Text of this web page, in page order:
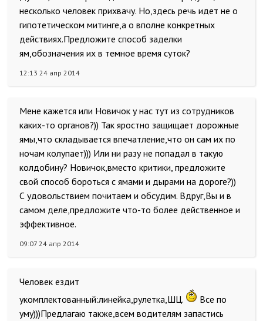
несколько человек прихвачу. Но,здесь речь идет не о
гипотетическом митинге,а о вполне конкретных
действиях.Предложите способ заделки
ям,обозначения их в темное время суток?
12:13 24 апр 2014
Мене кажется или Новичок у нас тут из сотрудников
каких-то органов?)) Так яростно защищает дорожные
ямы,что складывается впечатление,что он сам их по
ночам колупает))) Или ни разу не попадал в такую
колдобину? Новичок,вместо критики, предложите
свой способ бороться с ямами и дырами на дороге?))
С удовольствием почитаем и обсудим. Вдруг,Вы и в
самом деле,предложите что-то более действенное и
эффективное.
09:07 24 апр 2014
Человек ездит
укомплектованный:линейка,рулетка,ШЦ.
Все по
уму)))Предлагаю также,всем водителям запастись